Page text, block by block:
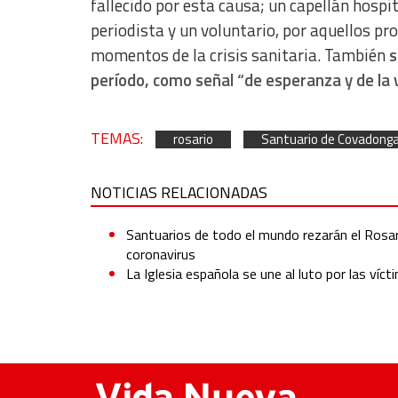
fallecido por esta causa; un capellán
periodista y un voluntario, por aquellos
momentos de la crisis sanitaria. También
período, como señal “de esperanza y de
TEMAS: rosario Santuario de
NOTICIAS RELACIONADAS
Santuarios de todo el mundo rezarán el
coronavirus
La Iglesia española se une al luto por las
Non-IAB processing purposes:
Advertising